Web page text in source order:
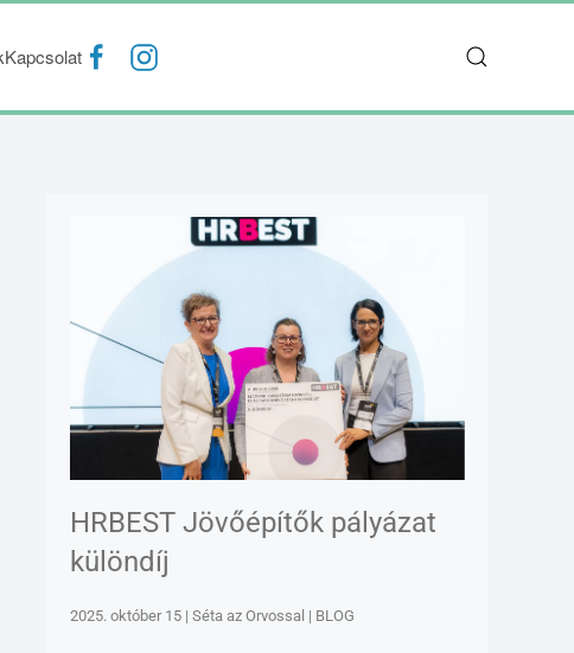
Kapcsolat
HRBEST Jövőépítők pályázat
különdíj
2025. október 15 | Séta az Orvossal | BLOG